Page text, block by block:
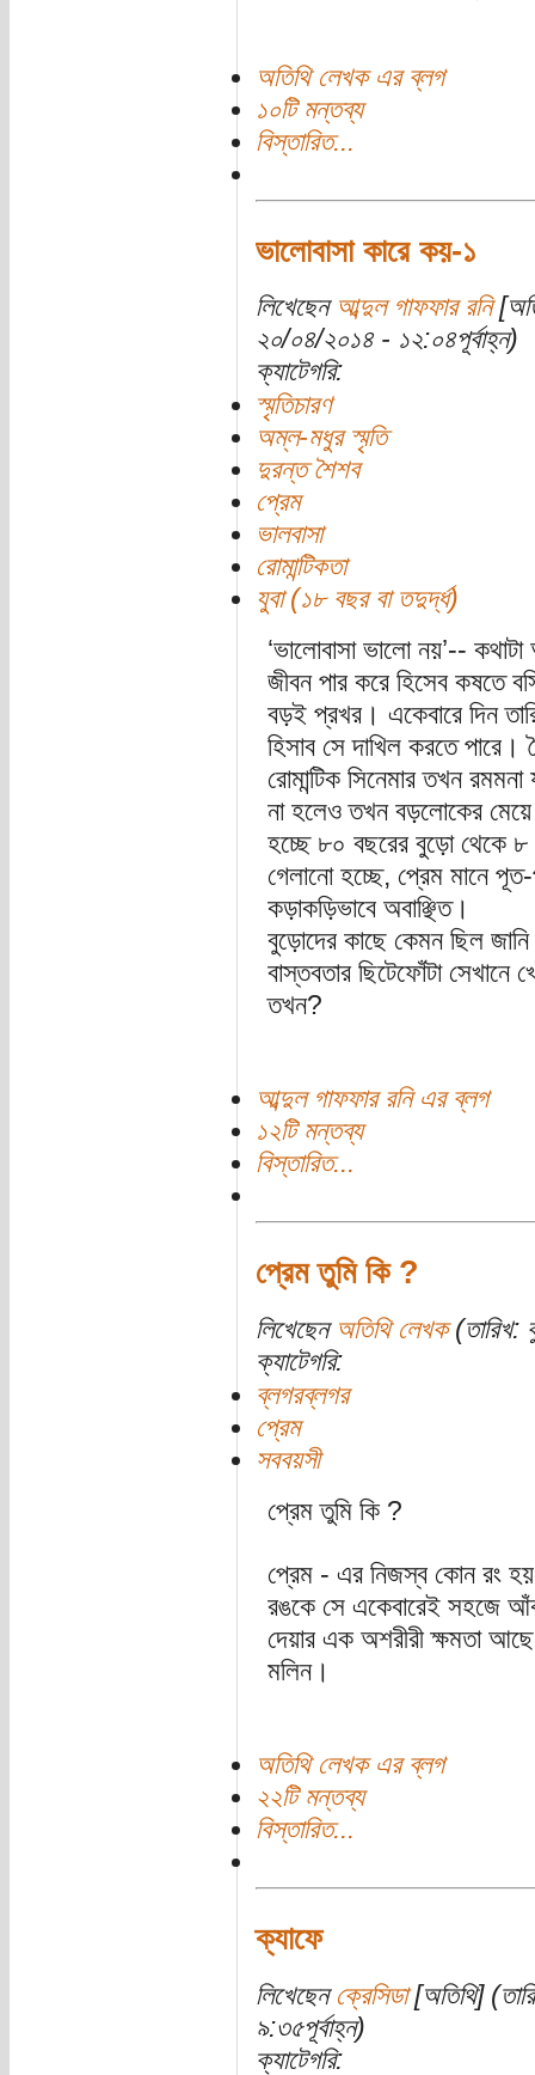
অতিথি লেখক এর ব্লগ
১০টি মন্তব্য
বিস্তারিত...
ভালোবাসা কারে কয়-১
লিখেছেন আব্দুল গাফফার রনি
২০/০৪/২০১৪ - ১২:০৪পূর্বাহ্ন)
ক্যাটেগরি:
স্মৃতিচারণ
অম্ল-মধুর স্মৃতি
দুরন্ত শৈশব
প্রেম
ভালবাসা
রোমান্টিকতা
যুবা (১৮ বছর বা তদুর্দ্ধ)
‘ভালোবাসা ভালো নয়’--
জীবন পার করে হিসেব কষতে
বড়ই প্রখর। একেবারে দিন
হিসাব সে দাখিল করতে
রোমান্টিক সিনেমার তখন
না হলেও তখন বড়লোকের মেয়ে
হচ্ছে ৮০ বছরের বুড়ো থেকে ৮
গেলানো হচ্ছে, প্রেম মানে
কড়াকড়িভাবে অবাঞ্ছিত।
বুড়োদের কাছে কেমন ছিল জানি
বাস্তবতার ছিটেফোঁটা
তখন?
আব্দুল গাফফার রনি এর ব্লগ
১২টি মন্তব্য
বিস্তারিত...
প্রেম তুমি কি ?
লিখেছেন অতিথি লেখক(তারিখ:
ক্যাটেগরি:
ব্লগরব্লগর
প্রেম
সববয়সী
প্রেম তুমি কি ?
প্রেম - এর নিজস্ব কোন রং
রঙকে সে একেবারেই সহজে
দেয়ার এক অশরীরী ক্ষমতা
মলিন।
অতিথি লেখক এর ব্লগ
২২টি মন্তব্য
বিস্তারিত...
ক্যাফে
লিখেছেন ক্রেসিডা[অতিথি]
৯:৩৫পূর্বাহ্ন)
ক্যাটেগরি: